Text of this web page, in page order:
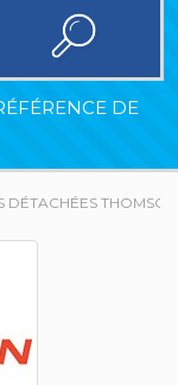
DE
DÉTACHÉES THOMSON